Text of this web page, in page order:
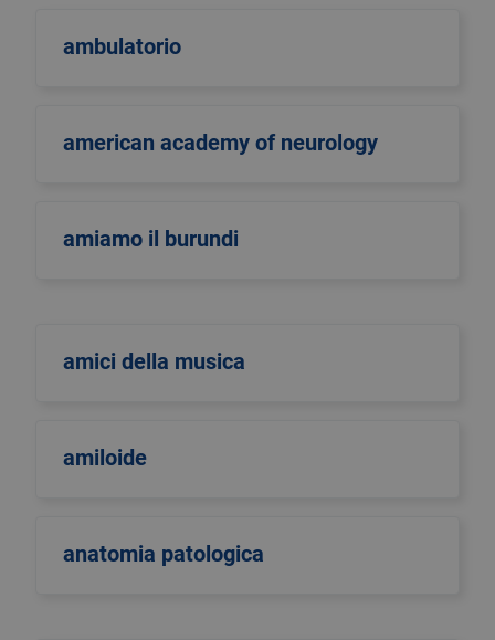
ambulatorio
american academy of neurology
amiamo il burundi
amici della musica
amiloide
anatomia patologica